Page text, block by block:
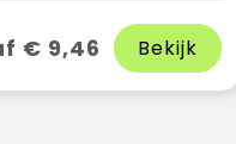
€ 9,46 Bekijk